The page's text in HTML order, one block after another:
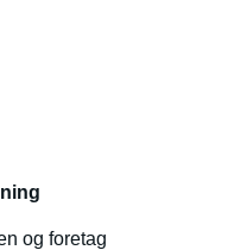
og foretag